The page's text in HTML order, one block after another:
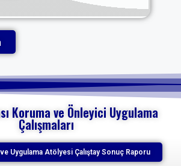
Koruma ve Önleyici Uygulama
Çalışmaları
Uygulama Atölyesi Çalıştay Sonuç Raporu